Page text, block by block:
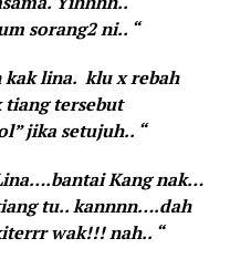
sorang2 ni.. “
kak lina. klu x rebah
tiang tersebut
jika setujuh.. “
Kang nak…
tu.. kannnn….dah
wak!!! nah.. “